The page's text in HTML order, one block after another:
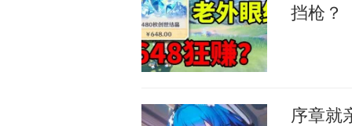
挡枪？
序章就